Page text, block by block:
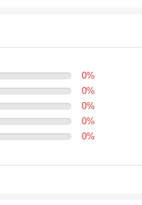
0%
0%
0%
0%
0%